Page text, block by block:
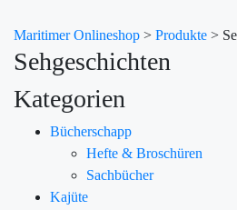
Maritimer Onlineshop > Produkte >
Sehgeschichten
Kategorien
Bücherschapp
Hefte & Broschüren
Sachbücher
Kajüte